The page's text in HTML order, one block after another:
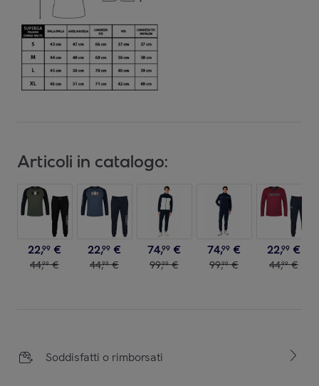
Articoli in catalogo:
22,99 €
44,99 €
22,99 €
44,99 €
74,99 €
99,99 €
74,99 €
99,99 €
22,99 €
44,99 €
Soddisfatti o rimborsati